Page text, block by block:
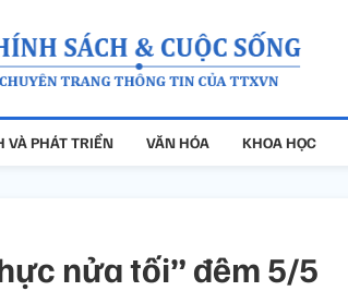
VÀ PHÁT TRIỂN VĂN HÓA KHOA HỌC
nửa tối” đêm 5/5